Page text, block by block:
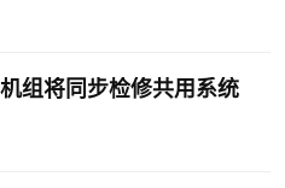
组将同步检修共用系统